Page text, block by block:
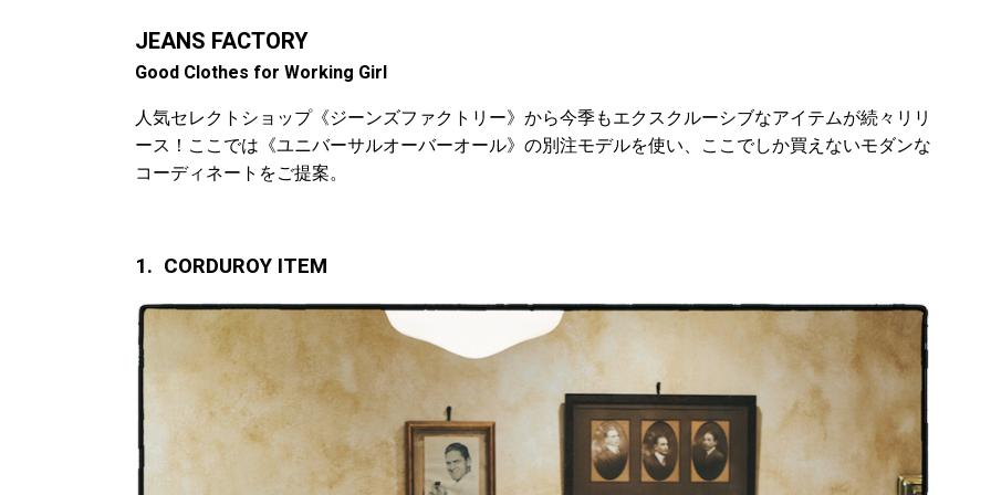
JEANS FACTORY
Good Clothes for Working Girl
人気セレクトショップ《ジーンズファクトリー》から今季もエクスクルーシブなアイテムが続々リリ
ース！ここでは《ユニバーサルオーバーオール》の別注モデルを使い、ここでしか買えないモダンな
コーディネートをご提案。
1. CORDUROY ITEM